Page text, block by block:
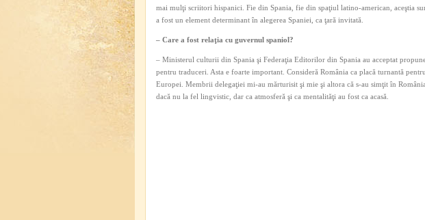
mai mulţi scriitori hispanici. Fie din Spania, fie din spaţiul latino-american, aceştia
a fost un element determinant în alegerea Spaniei, ca ţară invitată.
– Care a fost relaţia cu guvernul spaniol?
– Ministerul culturii din Spania şi Federaţia Editorilor din Spania au acceptat
pentru traduceri. Asta e foarte important. Consideră România ca placă turnantă
Europei. Membrii delegaţiei mi-au mărturisit şi mie şi altora că s-au simţit în
dacă nu la fel lingvistic, dar ca atmosferă şi ca mentalităţi au fost ca acasă.